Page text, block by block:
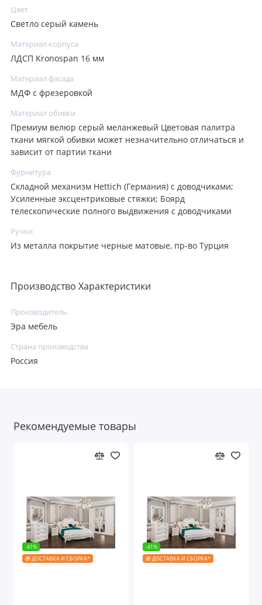
Цвет
Светло серый камень
Материал корпуса
ЛДСП Kronospan 16 мм
Материал фасада
МДФ с фрезеровкой
Материал обивки
Премиум велюр серый меланжевый Цветовая палитра
ткани мягкой обивки может незначительно отличаться и
зависит от партии ткани
Фурнитура
Складной механизм Hettich (Германия) с доводчиками;
Усиленные эксцентриковые стяжки; Боярд
телескопические полного выдвижения с доводчиками
Ручки
Из металла покрытие черные матовые, пр-во Турция
Производство Характеристики
Производитель
Эра мебель
Страна производства
Россия
Рекомендуемые товары
-41%
🎁 ДОСТАВКА И СБОРКА*
-41%
🎁 ДОСТАВКА И СБОРКА*